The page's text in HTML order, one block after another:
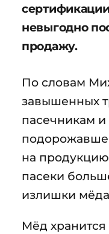
невыгодно
продажу.
По словам
завышенных
пасечникам и
на
пасеки
излишки
Мёд